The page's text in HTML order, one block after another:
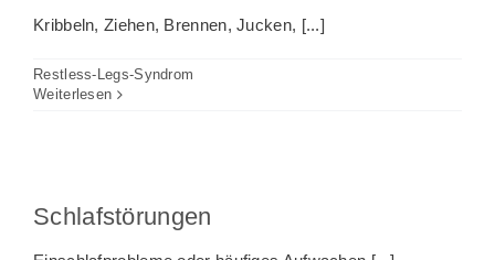
Kribbeln, Ziehen, Brennen, Jucken, [...]
Restless-Legs-Syndrom
Weiterlesen
Schlafstörungen